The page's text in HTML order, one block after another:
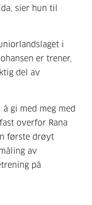
sier hun til
i
er trener,
del av
gi med meg med
overfor Rana
første drøyt
av
på